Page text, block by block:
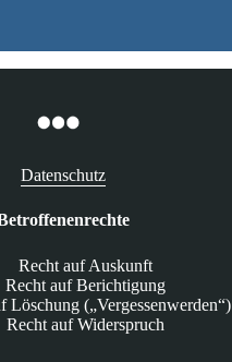
Datenschutz
Recht auf Auskunft
Recht auf Berichtigung
Löschung („Vergessenwerden“)
Recht auf Widerspruch